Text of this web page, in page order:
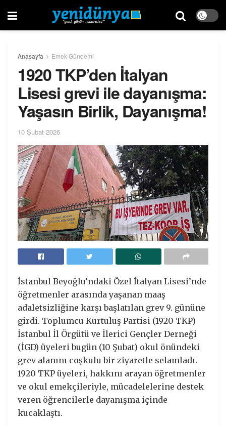
Anasayfa Emek Gündemi
1920 TKP’den İtalyan
Lisesi grevi ile dayanışma:
Yaşasın Birlik, Dayanışma!
10 Şubat 2026
İstanbul Beyoğlu’ndaki Özel İtalyan Lisesi’nde
öğretmenler arasında yaşanan maaş
adaletsizliğine karşı başlatılan grev 9. gününe
girdi. Toplumcu Kurtuluş Partisi (1920 TKP)
İstanbul İl Örgütü ve İlerici Gençler Derneği
(İGD) üyeleri bugün (10 Şubat) okul önündeki
grev alanını coşkulu bir ziyaretle selamladı.
1920 TKP üyeleri, hakkını arayan öğretmenler
ve okul emekçileriyle, mücadelelerine destek
veren öğrencilerle dayanışma içinde
kucaklaştı.